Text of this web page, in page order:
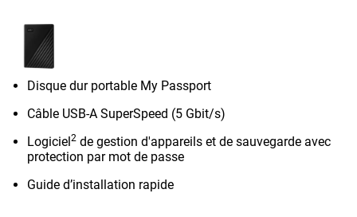
Disque dur portable My Passport
Câble USB-A SuperSpeed (5 Gbit/s)
Logiciel2 de gestion d'appareils et de sauvegarde avec
protection par mot de passe
Guide d’installation rapide